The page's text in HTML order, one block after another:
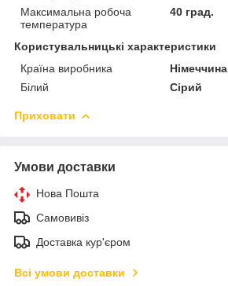
Максимальна робоча
температура
40 град.
Користувальницькі характеристики
Країна виробника
Німеччина
Білий
Сірий
Приховати
Умови доставки
Нова Пошта
Самовивіз
Доставка кур'єром
Всі умови доставки